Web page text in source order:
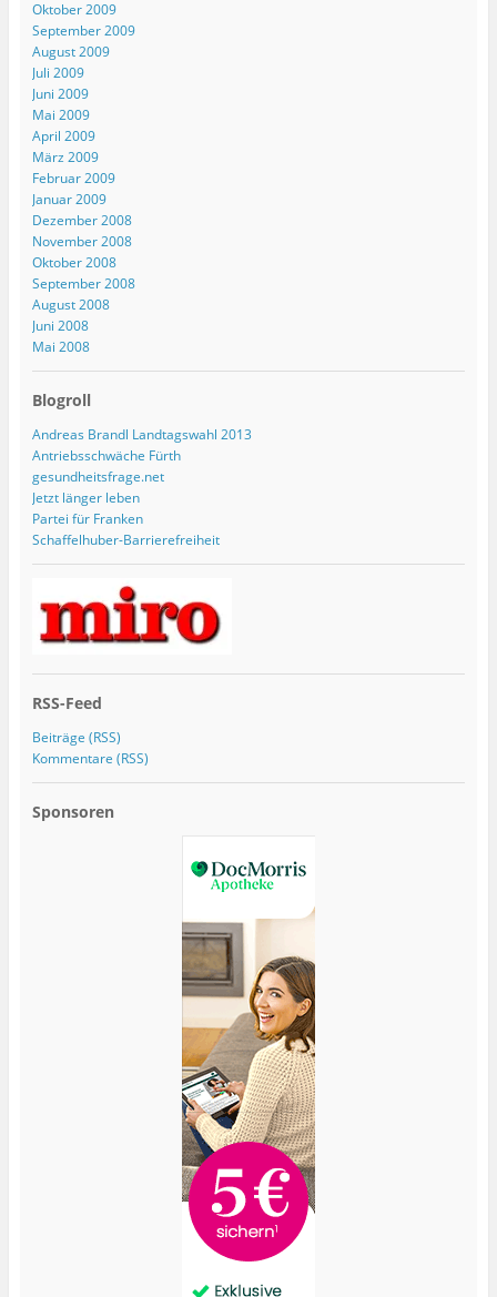
Oktober 2009
September 2009
August 2009
Juli 2009
Juni 2009
Mai 2009
April 2009
März 2009
Februar 2009
Januar 2009
Dezember 2008
November 2008
Oktober 2008
September 2008
August 2008
Juni 2008
Mai 2008
Blogroll
Andreas Brandl Landtagswahl 2013
Antriebsschwäche Fürth
gesundheitsfrage.net
Jetzt länger leben
Partei für Franken
Schaffelhuber-Barrierefreiheit
RSS-Feed
Beiträge (RSS)
Kommentare (RSS)
Sponsoren